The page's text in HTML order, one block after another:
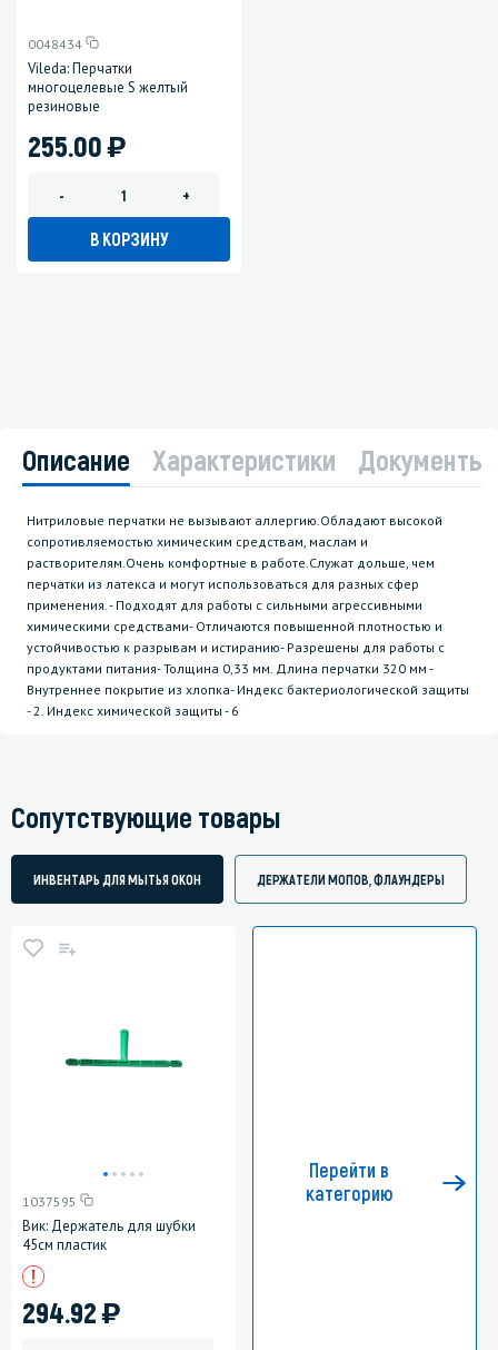
0048434
Vileda: Перчатки
многоцелевые S желтый
резиновые
255.00)
- +
В КОРЗИНУ
Описание Характеристики Документы
Нитриловые перчатки не вызывают аллергию.Обладают высокой
сопротивляемостью химическим средствам, маслам и
растворителям.Очень комфортные в работе.Служат дольше, чем
перчатки из латекса и могут использоваться для разных сфер
применения. - Подходят для работы с сильными агрессивными
химическими средствами- Отличаются повышенной плотностью и
устойчивостью к разрывам и истиранию- Разрешены для работы с
продуктами питания- Толщина 0,33 мм. Длина перчатки 320 мм -
Внутреннее покрытие из хлопка- Индекс бактериологической защиты
- 2. Индекс химической защиты - 6
Сопутствующие товары
ИНВЕНТАРЬ ДЛЯ МЫТЬЯ ОКОН ДЕРЖАТЕЛИ МОПОВ, ФЛАУНДЕРЫ
1037595
Вик: Держатель для шубки
45см пластик
294.92)
Перейти в
категорию